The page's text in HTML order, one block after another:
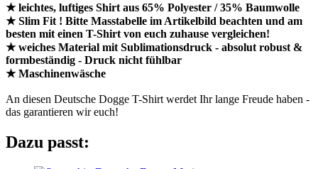
★ leichtes, luftiges Shirt aus 65% Polyester / 35% Baumwolle
★ Slim Fit ! Bitte Masstabelle im Artikelbild beachten und am
besten mit einen T-Shirt von euch zuhause vergleichen!
★ weiches Material mit Sublimationsdruck - absolut robust &
formbeständig - Druck nicht fühlbar
★ Maschinenwäsche
An diesen Deutsche Dogge T-Shirt werdet Ihr lange Freude haben -
das garantieren wir euch!
Dazu passt: